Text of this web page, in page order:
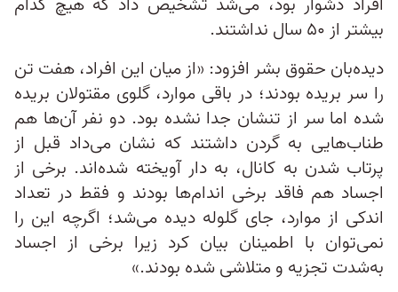
بیشتر از ۵۰ سال نداشتند.
دیده‌بان حقوق بشر افزود: «از میان این افراد، هفت تن
را سر بریده بودند؛ در باقی موارد، گلوی مقتولان بریده
شده اما سر از تنشان جدا نشده بود. دو نفر آن‌ها هم
طناب‌هایی به گردن داشتند که نشان می‌داد قبل از
پرتاب شدن به کانال، به دار آویخته شده‌اند. برخی از
اجساد هم فاقد برخی اندام‌ها بودند و فقط در تعداد
اندکی از موارد، جای گلوله دیده می‌شد؛ اگرچه این را
نمی‌توان با اطمینان بیان کرد زیرا برخی از اجساد
به‌شدت تجزیه و متلاشی شده بودند.»